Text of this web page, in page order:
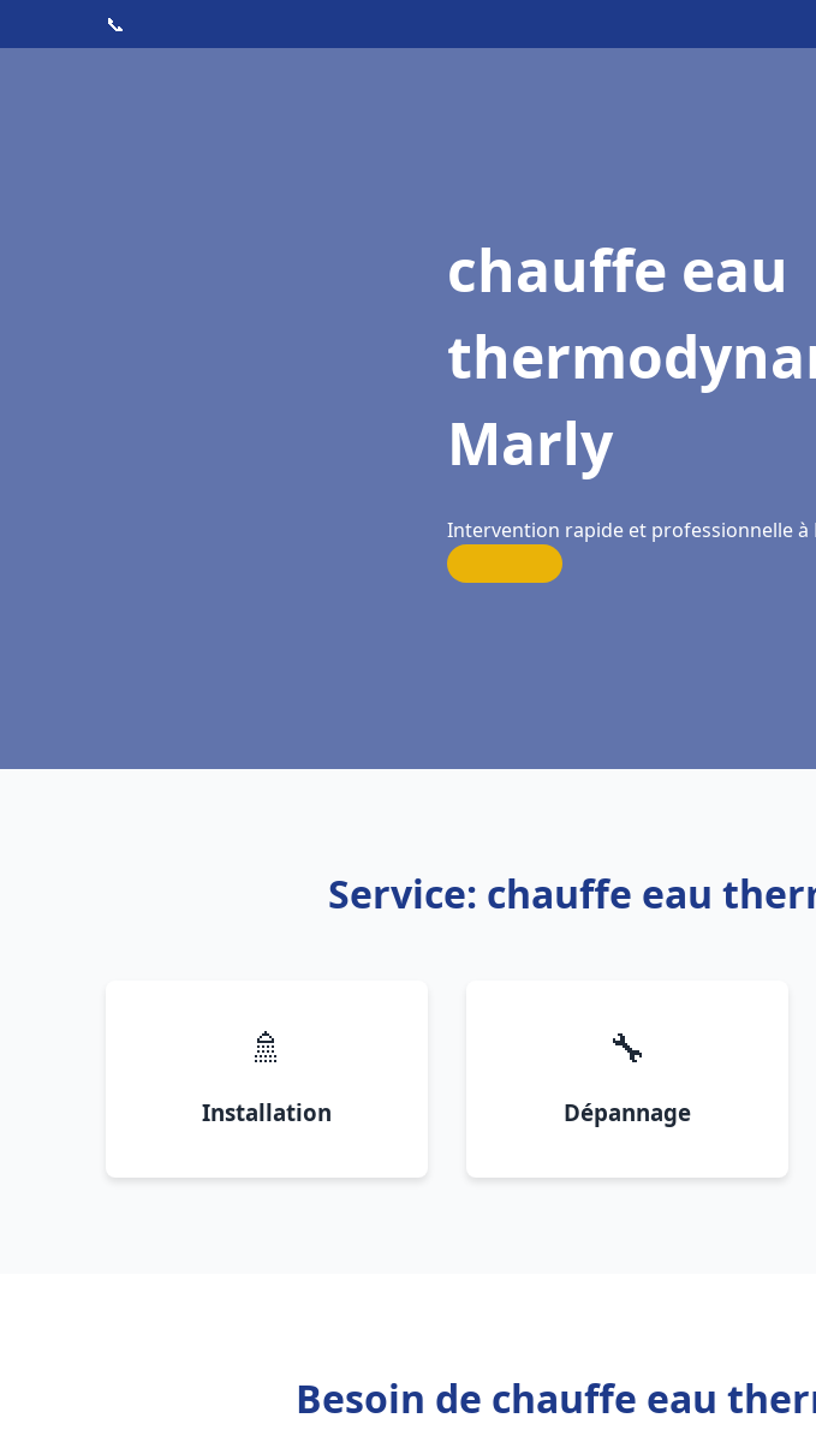
📞
chauffe eau
Marly
Intervention rapide et professionnelle à
Service: chauffe eau
🚿
Installation
🔧
Dépannage
Besoin de chauffe eau